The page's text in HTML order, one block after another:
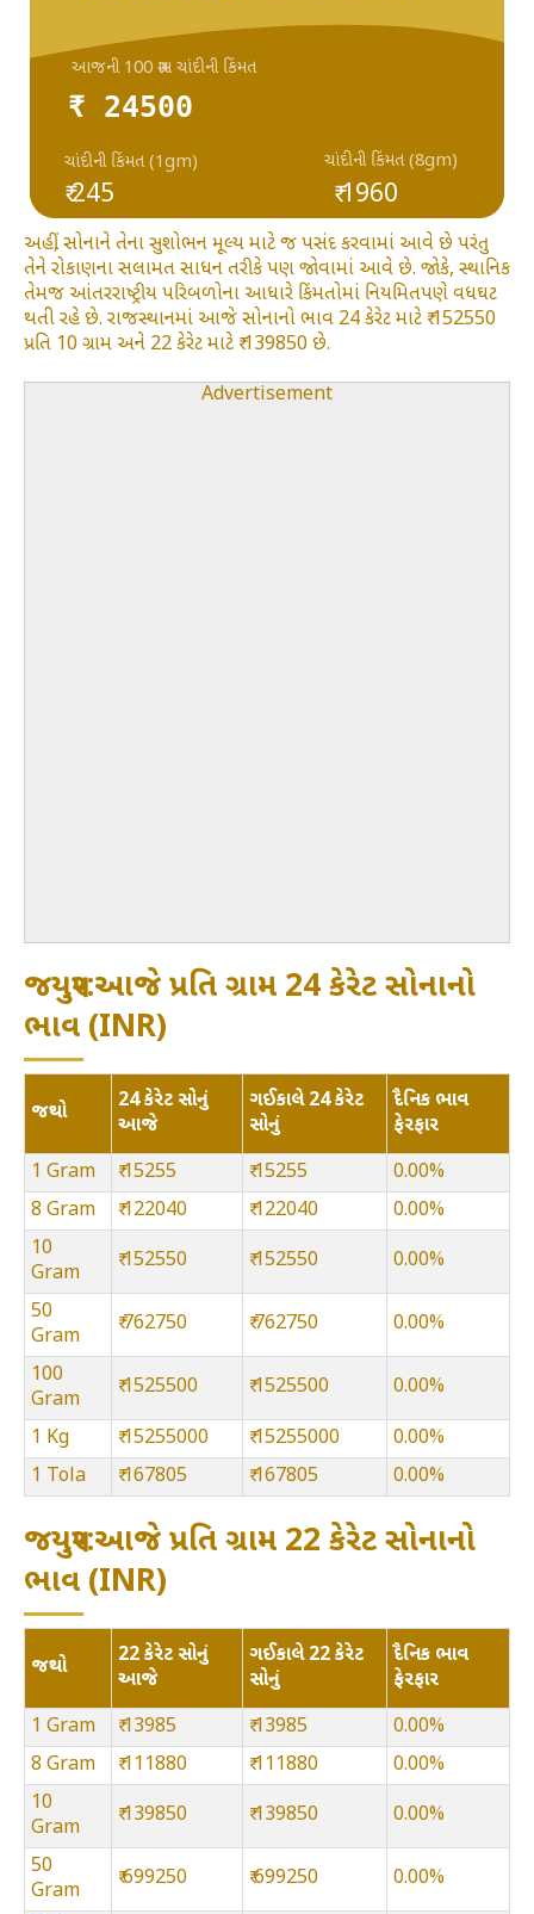
₹ 24500
₹ 245
ચાંદીની કિંમત (1gm) ચાંદીની કિંમત (8gm)
આજની 100 ગ્રામ ચાંદીની કિંમત
₹ 1960
અહીં, સોનાને તેના સુશોભન મૂલ્ય માટે જ પસંદ કરવામાં આવે છે પરંતુ
તેને રોકાણના સલામત સાધન તરીકે પણ જોવામાં આવે છે. જોકે, સ્થાનિક
તેમજ આંતરરાષ્ટ્રીય પરિબળોના આધારે કિંમતોમાં નિયમિતપણે વધઘટ
થતી રહે છે. રાજસ્થાનમાં આજે સોનાનો ભાવ 24 કેરેટ માટે ₹ 152550
પ્રતિ 10 ગ્રામ અને 22 કેરેટ માટે ₹ 139850 છે.
Advertisement
જયપુર:આજે પ્રતિ ગ્રામ 24 કેરેટ સોનાનો
ભાવ (INR)
જથ્થો
24 કેરેટ સોનું
આજે
ગઈકાલે 24 કેરેટ
સોનું
દૈનિક ભાવ
ફેરફાર
1 Gram
₹ 15255 ₹ 15255
0.00%
8 Gram
₹ 122040 ₹ 122040
0.00%
10
Gram
₹ 152550 ₹ 152550 0.00%
50
Gram
₹ 762750 ₹ 762750 0.00%
100
Gram
₹ 1525500 ₹ 1525500 0.00%
1 Kg ₹ 15255000 ₹ 15255000
0.00%
1 Tola
₹ 167805 ₹ 167805 0.00%
જયપુર:આજે પ્રતિ ગ્રામ 22 કેરેટ સોનાનો
ભાવ (INR)
જથ્થો
22 કેરેટ સોનું
આજે
ગઈકાલે 22 કેરેટ
સોનું
દૈનિક ભાવ
ફેરફાર
1 Gram
₹ 13985 ₹ 13985
0.00%
8 Gram
₹ 111880 ₹ 111880
0.00%
10
Gram
₹ 139850 ₹ 139850 0.00%
50
Gram
₹ 699250 ₹ 699250 0.00%